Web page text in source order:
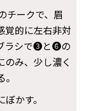
チークで、眉
覚的に左右非対
ラシで❸と❻の
み、少し濃く
かす。